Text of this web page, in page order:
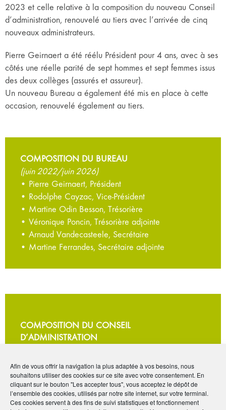
Afin de vous offrir la navigation la plus adaptée à vos besoins, nous
souhaitons utiliser des cookies sur ce site avec votre consentement. En
cliquant sur le bouton "Les accepter tous", vous acceptez le dépôt de
l’ensemble des cookies, utilisés par notre site internet, sur votre terminal.
Ces cookies servent à des fins de suivi statistiques et fonctionnement
2023 et celle relative à la composition du nouveau Conseil
d’administration, renouvelé au tiers avec l’arrivée de cinq
nouveaux administrateurs.
Pierre Geirnaert a été réélu Président pour 4 ans, avec à ses
côtés une réelle parité de sept hommes et sept femmes issus
des deux collèges (assurés et assureur).
Un nouveau Bureau a également été mis en place à cette
occasion, renouvelé également au tiers.
COMPOSITION DU BUREAU
(juin 2022/juin 2026)
• Pierre Geirnaert, Président
• Rodolphe Cayzac, Vice-Président
• Martine Odin Besson, Trésorière
• Véronique Poncin, Trésorière adjointe
• Arnaud Vandecasteele, Secrétaire
• Martine Ferrandes, Secrétaire adjointe
COMPOSITION DU CONSEIL
D’ADMINISTRATION
Collège Assurés
• Martine Odin Besson (La Réunion)
• Claude Buccafurri (PACA)
• Rodolphe Cayzac (Languedoc-Roussillon)